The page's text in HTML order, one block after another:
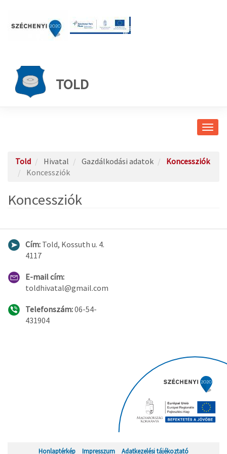
TOLD
Told Hivatal Gazdálkodási adatok
Koncessziók
Koncessziók
Koncessziók
Cím: Told, Kossuth u. 4.
4117
E-mail cím:
toldhivatal@gmail.com
Telefonszám:06-54-
431904
Honlaptérkép Impresszum Adatkezelési tájékoztató